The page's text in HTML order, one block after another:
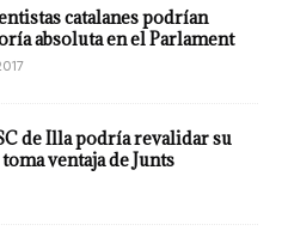
catalanes podrían
absoluta en el Parlament
de Illa podría revalidar su
ventaja de Junts